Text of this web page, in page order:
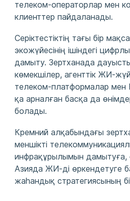
телеком-операторлар мен
клиенттер пайдаланады.
Серіктестіктің тағы бір
экожүйесінің ішіндегі
дамыту. Зертханада
көмекшілер, агенттік ЖИ-
телеком-платформалар мен
қа арналған басқа да
болады.
Кремний алқабындағы
меншікті
инфрақұрылымын дамытуға,
Азияда ЖИ-ді өркендетуге
жаһандық стратегиясының